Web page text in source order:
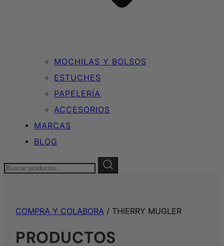
MOCHILAS Y BOLSOS
ESTUCHES
PAPELERÍA
ACCESORIOS
MARCAS
BLOG
Buscar:
COMPRA Y COLABORA / THIERRY MUGLER
PRODUCTOS